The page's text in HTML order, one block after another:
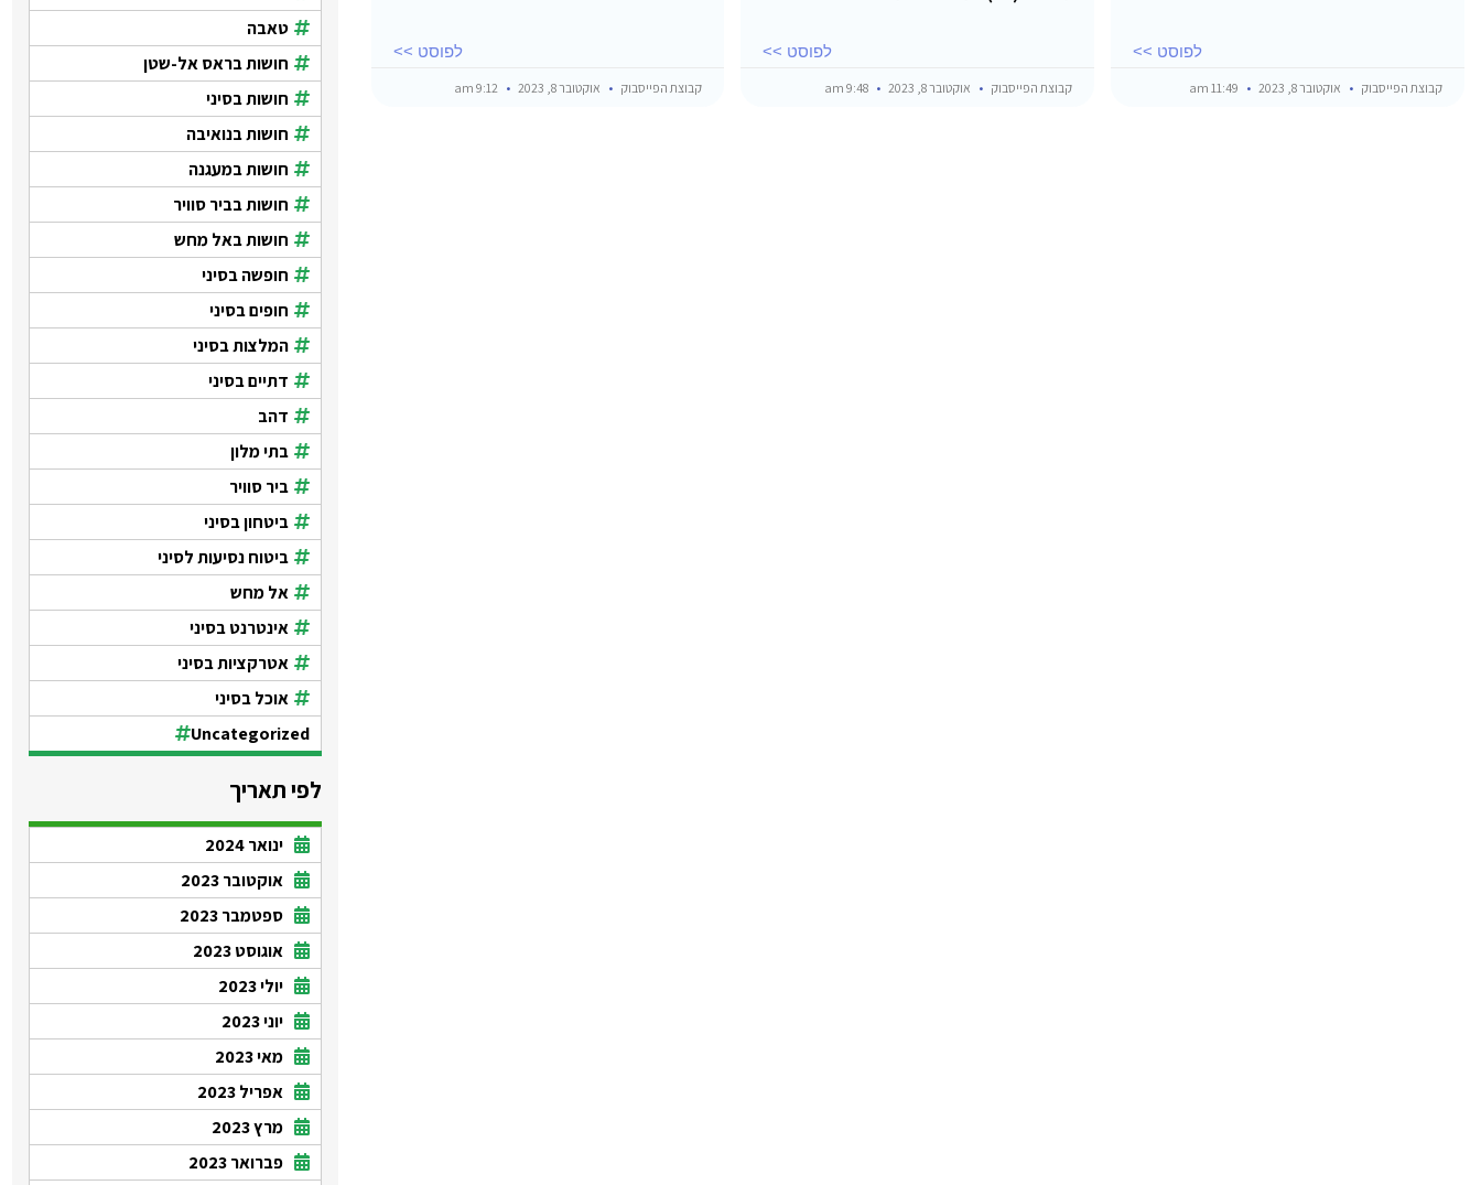
לפוסט >>
קבוצת הפייסבוק אוקטובר 8, 2023
לפוסט >>
קבוצת הפייסבוק אוקטובר 8, 2023
לפוסט >>
קבוצת הפייסבוק אוקטובר 8, 2023
טאבה
חושות בראס אל-שטן
חושות בסיני
חושות בנואיבה
חושות במעגנה
חושות בביר סוויר
חושות באל מחש
חופשה בסיני
חופים בסיני
המלצות בסיני
דתיים בסיני
דהב
בתי מלון
ביר סוויר
ביטחון בסיני
ביטוח נסיעות לסיני
אל מחש
אינטרנט בסיני
אטרקציות בסיני
אוכל בסיני
Uncategorized
לפי תאריך
ינואר 2024
אוקטובר 2023
ספטמבר 2023
אוגוסט 2023
יולי 2023
יוני 2023
מאי 2023
אפריל 2023
מרץ 2023
פברואר 2023